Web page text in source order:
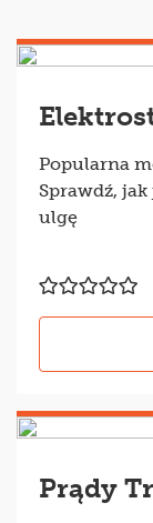
Popularna
Sprawdź,
ulgę
Prądy